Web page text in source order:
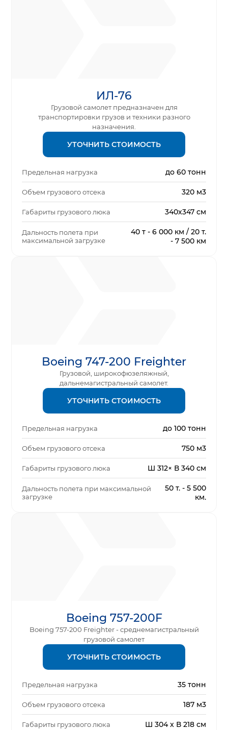
ИЛ-76
Грузовой самолет предназначен для
транспортировки грузов и техники разного
назначения.
УТОЧНИТЬ СТОИМОСТЬ
Предельная нагрузка до 60 тонн
Объем грузового отсека 320 м3
Габариты грузового люка 340х347 см
Дальность полета при
максимальной загрузке
40 т - 6 000 км / 20 т.
- 7 500 км
Boeing 747-200 Freighter
Грузовой, широкофюзеляжный,
дальнемагистральный самолет.
УТОЧНИТЬ СТОИМОСТЬ
Предельная нагрузка до 100 тонн
Объем грузового отсека 750 м3
Габариты грузового люка Ш 312× В 340 см
Дальность полета при максимальной
загрузке
50 т. - 5 500
км.
Boeing 757-200F
Boeing 757-200 Freighter - среднемагистральный
грузовой самолет
УТОЧНИТЬ СТОИМОСТЬ
Предельная нагрузка 35 тонн
Объем грузового отсека 187 м3
Габариты грузового люка Ш 304 x В 218 см